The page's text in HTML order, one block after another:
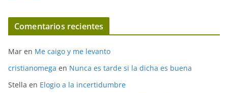
Comentarios recientes
Mar en Me caigo y me levanto
cristianomega en Nunca es tarde si la dicha es buena
Stella en Elogio a la incertidumbre